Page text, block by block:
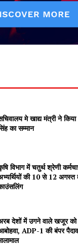
मे खाद्य मंत्री ने
का सम्मान
विभाग में चतुर्थ श्रेणी
की 10 से 12 अगस्त
देशों में उगने वाले खजूर को
ADP-1 की बंपर